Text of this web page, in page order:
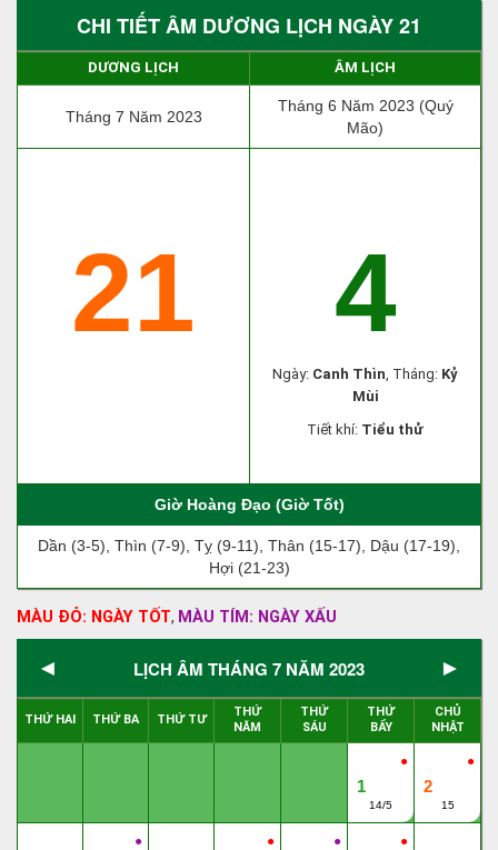
CHI TIẾT ÂM DƯƠNG LỊCH NGÀY 21
DƯƠNG LỊCH ÂM LỊCH
Tháng 7 Năm 2023
Tháng 6 Năm 2023 (Quý
Mão)
21 4
Ngày: Canh Thìn, Tháng: Kỷ
Mùi
Tiết khí: Tiểu thử
Giờ Hoàng Đạo (Giờ Tốt)
Dần (3-5), Thìn (7-9), Tỵ (9-11), Thân (15-17), Dậu (17-19),
Hợi (21-23)
MÀU ĐỎ: NGÀY TỐT, MÀU TÍM: NGÀY XẤU
◄ LỊCH ÂM THÁNG 7 NĂM 2023 ►
THỨ HAI THỨ BA THỨ TƯ
THỨ
NĂM
THỨ
SÁU
THỨ
BẨY
CHỦ
NHẬT
●
1
14/5
●
2
15
● ● ● ●